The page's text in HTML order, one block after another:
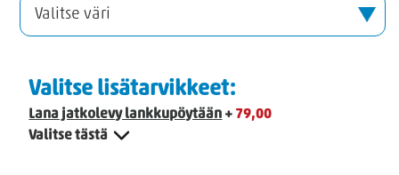
Valitse lisätarvikkeet:
Lana jatkolevy lankkupöytään + 79,00
Valitse tästä